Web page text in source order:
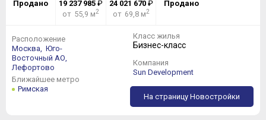
Продано
19 237 985 ₽
от 55,9 м2
24 021 670₽
от 69,8 м2
Продано
Расположение
Москва, Юго-
Восточный АО,
Лефортово
Ближайшее метро
Римская
Класс жилья
Бизнес-класс
Компания
Sun Development
На страницу Новостройки